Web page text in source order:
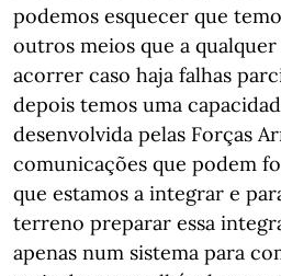
podemos esquecer que
outros meios que a
acorrer caso haja falhas
depois temos uma
desenvolvida pelas Forças
comunicações que podem
que estamos a integrar e
terreno preparar essa
apenas num sistema para